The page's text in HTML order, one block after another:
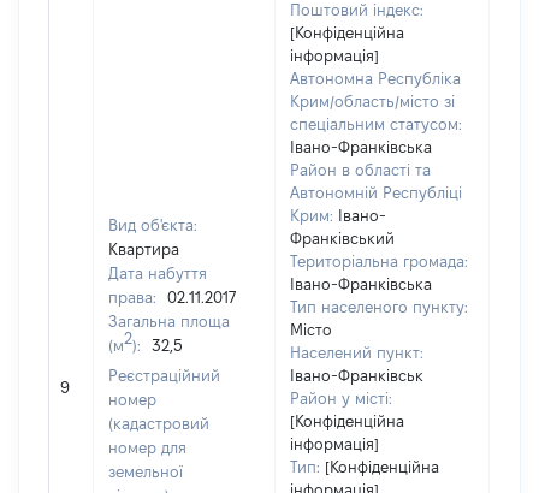
9
Вид об'єкта:
Квартира
Дата набуття
права:
02.11.2017
Загальна площа
(м2):
32,5
Реєстраційний
номер
(кадастровий
номер для
земельної
Поштовий індекс:
[Конфіденційна
інформація]
Автономна Республіка
Крим/область/місто зі
спеціальним статусом:
Івано-Франківська
Район в області та
Автономній Республіці
Крим:
Івано-
Франківський
Територіальна громада:
Івано-Франківська
Тип населеного пункту:
Місто
Населений пункт:
Івано-Франківськ
Район у місті:
[Конфіденційна
інформація]
Тип: [Конфіденційна
інформація]